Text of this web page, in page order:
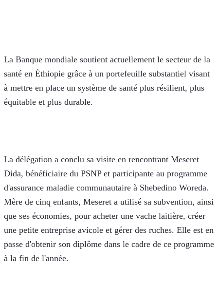
La Banque mondiale soutient actuellement le secteur de la
santé en Éthiopie grâce à un portefeuille substantiel visant
à mettre en place un système de santé plus résilient, plus
équitable et plus durable.
La délégation a conclu sa visite en rencontrant Meseret
Dida, bénéficiaire du PSNP et participante au programme
d'assurance maladie communautaire à Shebedino Woreda.
Mère de cinq enfants, Meseret a utilisé sa subvention, ainsi
que ses économies, pour acheter une vache laitière, créer
une petite entreprise avicole et gérer des ruches. Elle est en
passe d'obtenir son diplôme dans le cadre de ce programme
à la fin de l'année.